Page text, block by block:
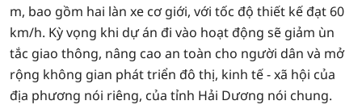
m, bao gồm hai làn xe cơ giới, với tốc độ thiết kế đạt 60
km/h. Kỳ vọng khi dự án đi vào hoạt động sẽ giảm ùn
tắc giao thông, nâng cao an toàn cho người dân và mở
rộng không gian phát triển đô thị, kinh tế - xã hội của
địa phương nói riêng, của tỉnh Hải Dương nói chung.